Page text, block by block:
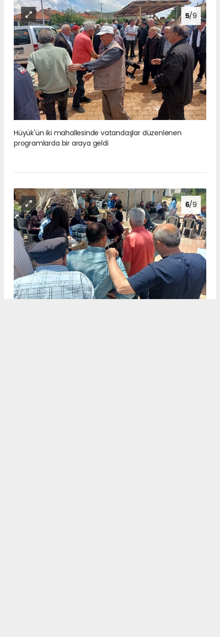
5/9
Hüyük'ün iki mahallesinde vatandaşlar düzenlenen
programlarda bir araya geldi
6/9